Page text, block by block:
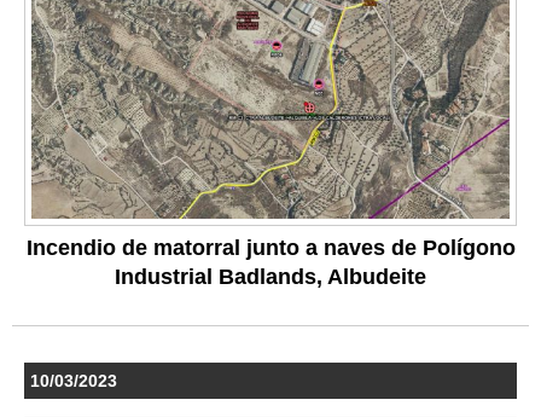
Incendio de matorral junto a naves de Polígono
Industrial Badlands, Albudeite
10/03/2023